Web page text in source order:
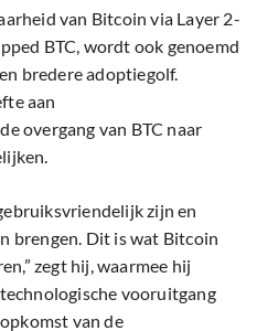
van Bitcoin via Layer 2-
BTC, wordt ook genoemd
bredere adoptiegolf.
aan
overgang van BTC naar
zijn en
brengen. Dit is wat Bitcoin
zegt hij, waarmee hij
vooruitgang
van de